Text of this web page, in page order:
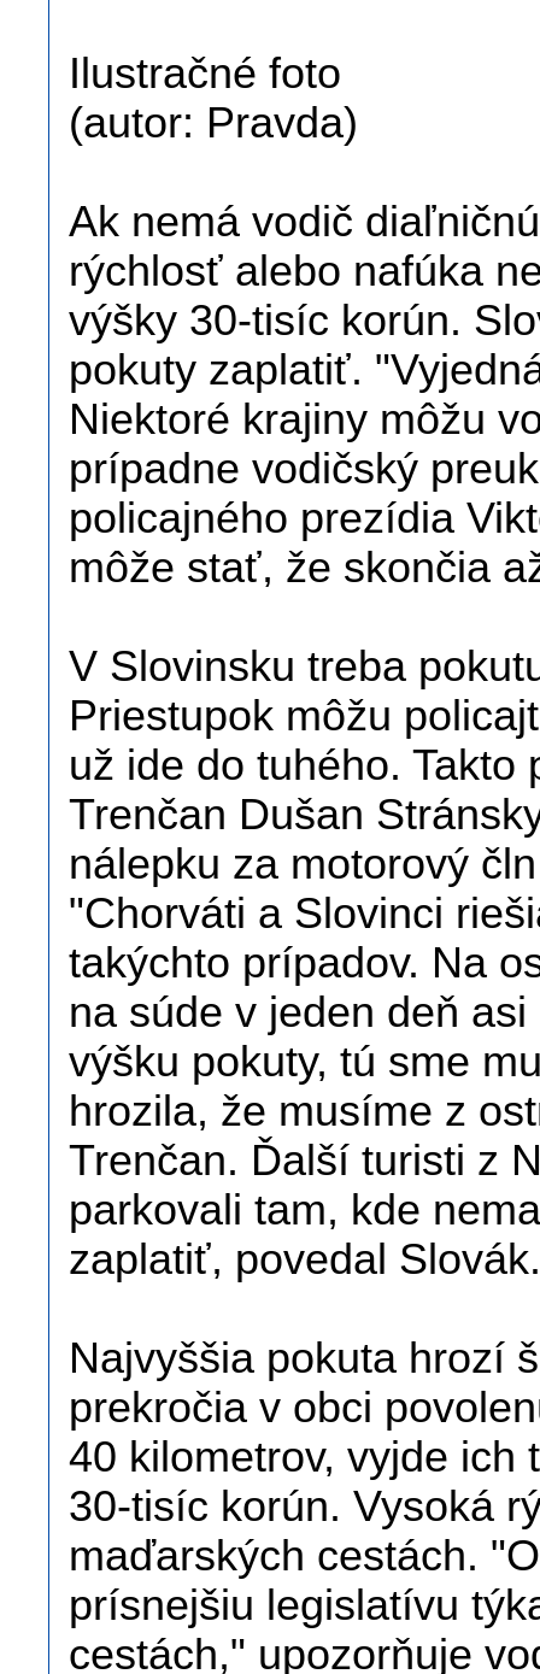
Ilustračné foto
(autor: Pravda)
Ak nemá vodič
rýchlosť alebo nafúka
výšky 30-tisíc korún.
pokuty zaplatiť.
Niektoré krajiny môžu
prípadne vodičský
policajného prezídia
môže stať, že skončia
V Slovinsku treba
Priestupok môžu
už ide do tuhého. Takto
Trenčan Dušan
nálepku za motorový
"Chorváti a Slovinci
takýchto prípadov. Na
na súde v jeden deň
výšku pokuty, tú sme
hrozila, že musíme z
Trenčan. Ďalší turisti z
parkovali tam, kde
zaplatiť, povedal Slovák.
Najvyššia pokuta hrozí
prekročia v obci
40 kilometrov, vyjde ich
30-tisíc korún. Vysoká
maďarských cestách.
prísnejšiu legislatívu
cestách," upozorňuje